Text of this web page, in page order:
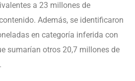
a 23 millones de
Además, se identificaron
en categoría inferida con
sumarían otros 20,7 millones de